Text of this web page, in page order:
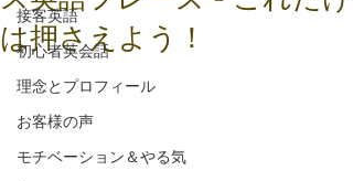
接客英語
初心者英会話
理念とプロフィール
お客様の声
モチベーション＆やる気
は押さえよう！